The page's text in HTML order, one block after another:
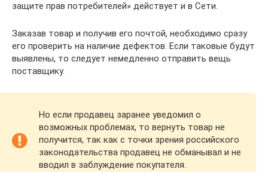
защите прав потребителей» действует и в Сети.
Заказав товар и получив его почтой, необходимо сразу
его проверить на наличие дефектов. Если таковые будут
выявлены, то следует немедленно отправить вещь
поставщику.
Но если продавец заранее уведомил о
возможных проблемах, то вернуть товар не
получится, так как с точки зрения российского
законодательства продавец не обманывал и не
вводил в заблуждение покупателя.